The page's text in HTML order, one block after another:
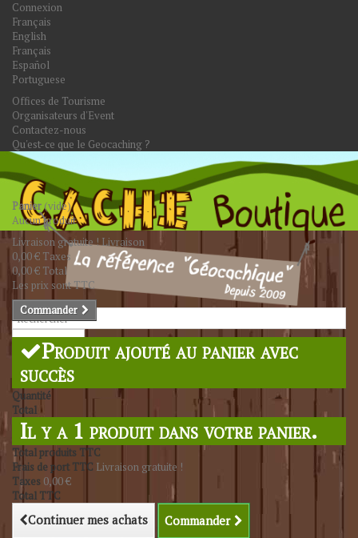
Connexion
Français
English
Français
Español
Portuguese
Offices de Tourisme
Organisateurs d'Event
Contactez-nous
Qu'est-ce que le Geocaching ?
Rechercher
Panier(vide)
Aucun produit
Livraison gratuite !Livraison
0,00 € Taxes
0,00 € Total
Les prix sont TTC
Commander
Produit ajouté au panier avec
succès
Quantité
Total
Il y a 1 produit dans votre panier.
Total produits TTC
Frais de port TTC Livraison gratuite !
Taxes 0,00 €
Total TTC
Continuer mes achats Commander